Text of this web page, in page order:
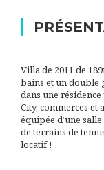
Villa de 2011 de
bains et un double
dans une
City, commerces et
équipée d’une
de terrains de
locatif !